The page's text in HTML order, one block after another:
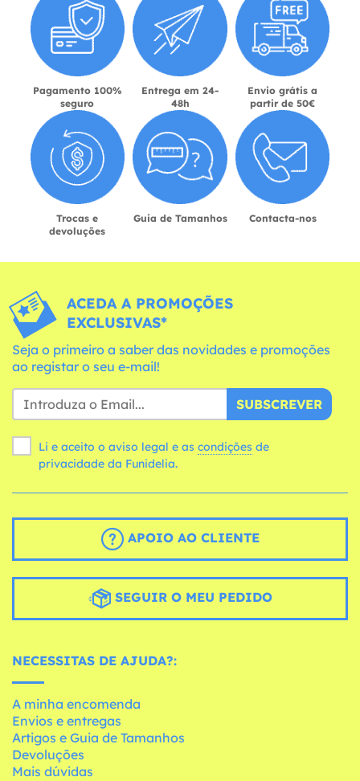
Pagamento 100%
seguro
Entrega em 24-
48h
Envio grátis a
partir de 50€
Trocas e
devoluções
Guia de Tamanhos Contacta-nos
ACEDA A PROMOÇÕES
EXCLUSIVAS*
Seja o primeiro a saber das novidades e promoções
ao registar o seu e-mail!
SUBSCREVER
Li e aceito o aviso legal e as condições
privacidade da Funidelia.
APOIO AO CLIENTE
SEGUIR O MEU PEDIDO
NECESSITAS DE AJUDA?:
A minha encomenda
Envios e entregas
Artigos e Guia de Tamanhos
Devoluções
Mais dúvidas